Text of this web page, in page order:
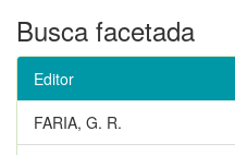
Busca facetada
Editor
FARIA, G. R.